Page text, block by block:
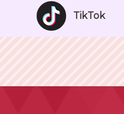
TikTok